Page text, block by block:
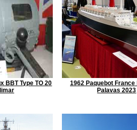
BBT Type TO 20
1962 Paquebot France
Palavas 2023